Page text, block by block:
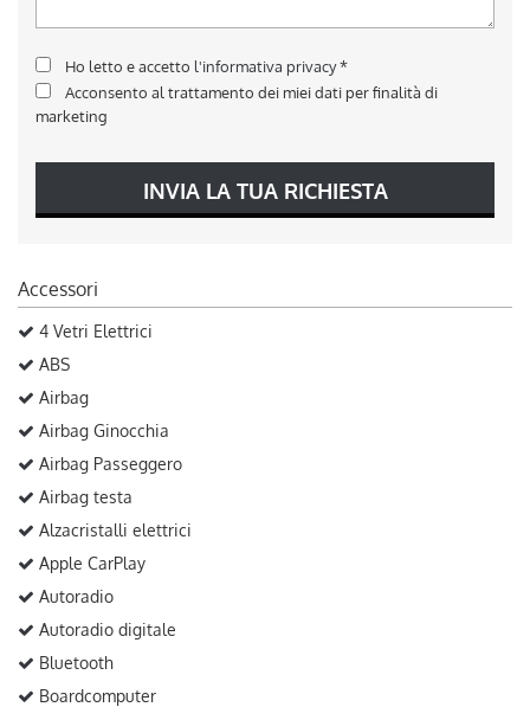
Ho letto e accetto l'informativa privacy*
Acconsento al trattamento dei miei dati per finalità di
marketing
INVIA LA TUA RICHIESTA
Accessori
4 Vetri Elettrici
ABS
Airbag
Airbag Ginocchia
Airbag Passeggero
Airbag testa
Alzacristalli elettrici
Apple CarPlay
Autoradio
Autoradio digitale
Bluetooth
Boardcomputer